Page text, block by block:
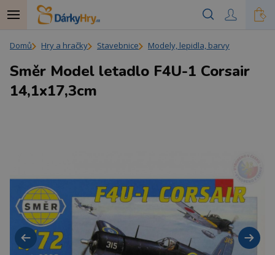
Domů Hry a hračky Stavebnice Modely, lepidla, barvy
Směr Model letadlo F4U-1 Corsair
14,1x17,3cm